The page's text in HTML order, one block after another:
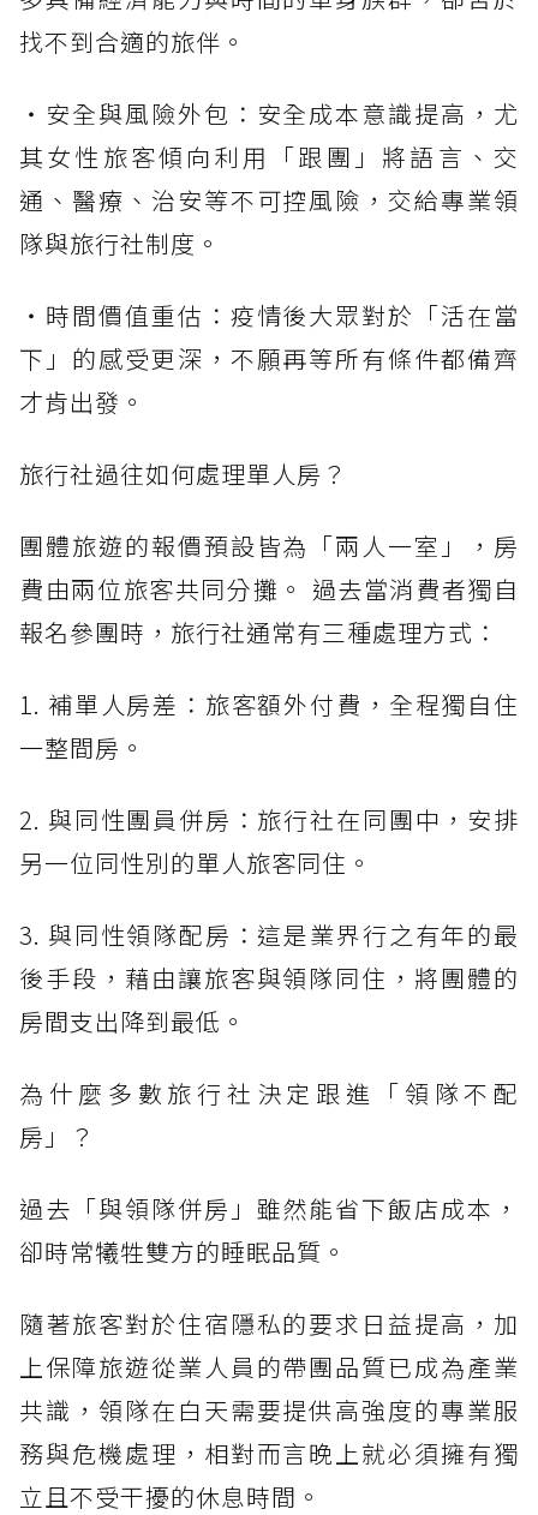
找不到合適的旅伴。
・安全與風險外包：安全成本意識提高，尤
其女性旅客傾向利用「跟團」將語言、交
通、醫療、治安等不可控風險，交給專業領
隊與旅行社制度。
・時間價值重估：疫情後大眾對於「活在當
下」的感受更深，不願再等所有條件都備齊
才肯出發。
旅行社過往如何處理單人房？
團體旅遊的報價預設皆為「兩人一室」，房
費由兩位旅客共同分攤。 過去當消費者獨自
報名參團時，旅行社通常有三種處理方式：
1. 補單人房差：旅客額外付費，全程獨自住
一整間房。
2. 與同性團員併房：旅行社在同團中，安排
另一位同性別的單人旅客同住。
3. 與同性領隊配房：這是業界行之有年的最
後手段，藉由讓旅客與領隊同住，將團體的
房間支出降到最低。
為什麼多數旅行社決定跟進「領隊不配
房」？
過去「與領隊併房」雖然能省下飯店成本，
卻時常犧牲雙方的睡眠品質。
隨著旅客對於住宿隱私的要求日益提高，加
上保障旅遊從業人員的帶團品質已成為產業
共識，領隊在白天需要提供高強度的專業服
務與危機處理，相對而言晚上就必須擁有獨
立且不受干擾的休息時間。